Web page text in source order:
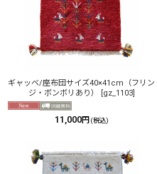
並び順:
ギャッベ/座布団サイズ40×41cm（フリン
ジ・ボンボリあり）
[gz_1103]
11,000円 (税込)